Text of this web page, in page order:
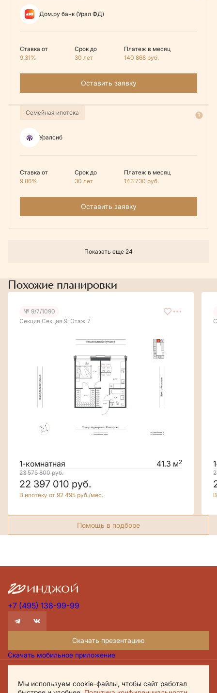
Дом.ру банк (Урал ФД)
Ставка от
9.31%
Срок до
30 лет
Платеж в месяц
140 868 руб.
Оставить заявку
Семейная ипотека
Уралсиб
Ставка от
9.86%
Срок до
30 лет
Платеж в месяц
143 730 руб.
Оставить заявку
Показать еще 24
Похожие планировки
№ 9/7/1090
Секция Секция 9, Этаж 7
1-комнатная 41.3 м2
23 575 800руб.
22 397 010 руб.
В ипотеку от 92 495 руб./мес.
Помощь в подборе
+7 (495) 138-99-99
Скачать презентацию
Скачать мобильное приложение
Политика обработки персональных данных
Мы используем cookie-файлы, чтобы сайт работал